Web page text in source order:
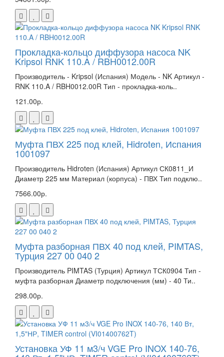
Прокладка-кольцо диффузора насоса NK
Kripsol RNK 110.A / RBH0012.00R
Производитель - Kripsol (Испания) Модель - NK Артикул -
RNK 110.A / RBH0012.00R Тип - прокладка-коль..
121.00р.
Муфта ПВХ 225 под клей, Hidroten, Испания
1001097
Производитель Hidroten (Испания) Артикул СК0811_И
Диаметр 225 мм Материал (корпуса) - ПВХ Тип подклю..
7566.00р.
Муфта разборная ПВХ 40 под клей, PIMTAS,
Турция 227 00 040 2
Производитель PIMTAS (Турция) Артикул ТСК0904 Тип -
муфта разборная Диаметр подключения (мм) - 40 Ти..
298.00р.
Установка УФ 11 м3/ч VGE Pro INOX 140-76,